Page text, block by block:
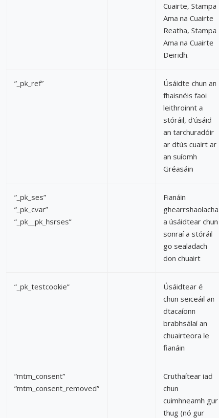
Cuairte, Stampa
Ama na Cuairte
Reatha, Stampa
Ama na Cuairte
Deiridh.
“_pk_ref”
Úsáidte chun an
fhaisnéis faoi
leithroinnt a
stóráil, d'úsáid
an tarchuradóir
ar dtús cuairt ar
an suíomh
Gréasáin
“_pk_ses”
“_pk_cvar”
“_pk__pk_hsrses”
Fianáin
ghearrshaolacha
a úsáidtear chun
sonraí a stóráil
go sealadach
don chuairt
“_pk_testcookie”
Úsáidtear é
chun seiceáil an
dtacaíonn
brabhsálaí an
chuairteora le
fianáin
“mtm_consent”
“mtm_consent_removed”
Cruthaítear iad
chun
cuimhneamh gur
thug (nó gur